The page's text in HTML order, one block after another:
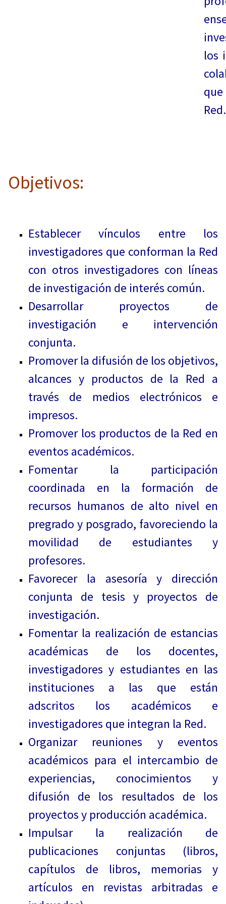
los
Red.
Objetivos:
Establecer vínculos entre los
investigadores que conforman la Red
con otros investigadores con líneas
de investigación de interés común.
Desarrollar proyectos de
investigación e intervención
conjunta.
Promover la difusión de los objetivos,
alcances y productos de la Red a
través de medios electrónicos e
impresos.
Promover los productos de la Red en
eventos académicos.
Fomentar la participación
coordinada en la formación de
recursos humanos de alto nivel en
pregrado y posgrado, favoreciendo la
movilidad de estudiantes y
profesores.
Favorecer la asesoría y dirección
conjunta de tesis y proyectos de
investigación.
Fomentar la realización de estancias
académicas de los docentes,
investigadores y estudiantes en las
instituciones a las que están
adscritos los académicos e
investigadores que integran la Red.
Organizar reuniones y eventos
académicos para el intercambio de
experiencias, conocimientos y
difusión de los resultados de los
proyectos y producción académica.
Impulsar la realización de
publicaciones conjuntas (libros,
capítulos de libros, memorias y
artículos en revistas arbitradas e